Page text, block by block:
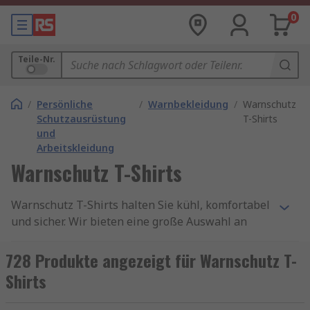
0
Teile-Nr.
/ Persönliche
Schutzausrüstung
und
Arbeitskleidung
/ Warnbekleidung / Warnschutz
T-Shirts
Warnschutz T-Shirts
Warnschutz T-Shirts halten Sie kühl, komfortabel
und sicher. Wir bieten eine große Auswahl an
individuellen Anforderungen passen. Unser
Sortiment umfasst gut sichtbare Langarm- und
Kurzarmoptionen von führenden Marken wie
728 Produkte angezeigt für Warnschutz T-
Shirts